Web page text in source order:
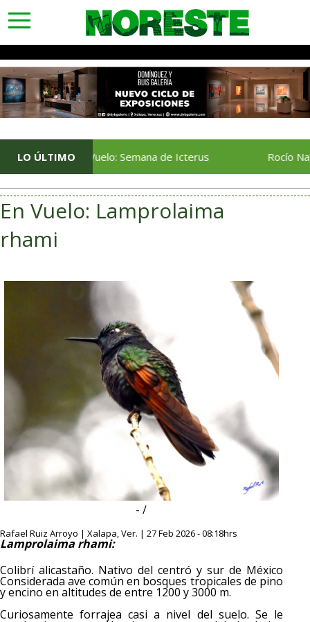
toggle
navigation
LO ÚLTIMO
En Vuelo: Semana de Icterus Rocío Nahle da el
En Vuelo: Lamprolaima
rhami
- /
Rafael Ruiz Arroyo | Xalapa, Ver. | 27 Feb 2026 - 08:18hrs
Lamprolaima rhami:
Colibrí alicastaño. Nativo del centró y sur de México
Considerada ave común en bosques tropicales de pino
y encino en altitudes de entre 1200 y 3000 m.
Curiosamente forrajea casi a nivel del suelo. Se le